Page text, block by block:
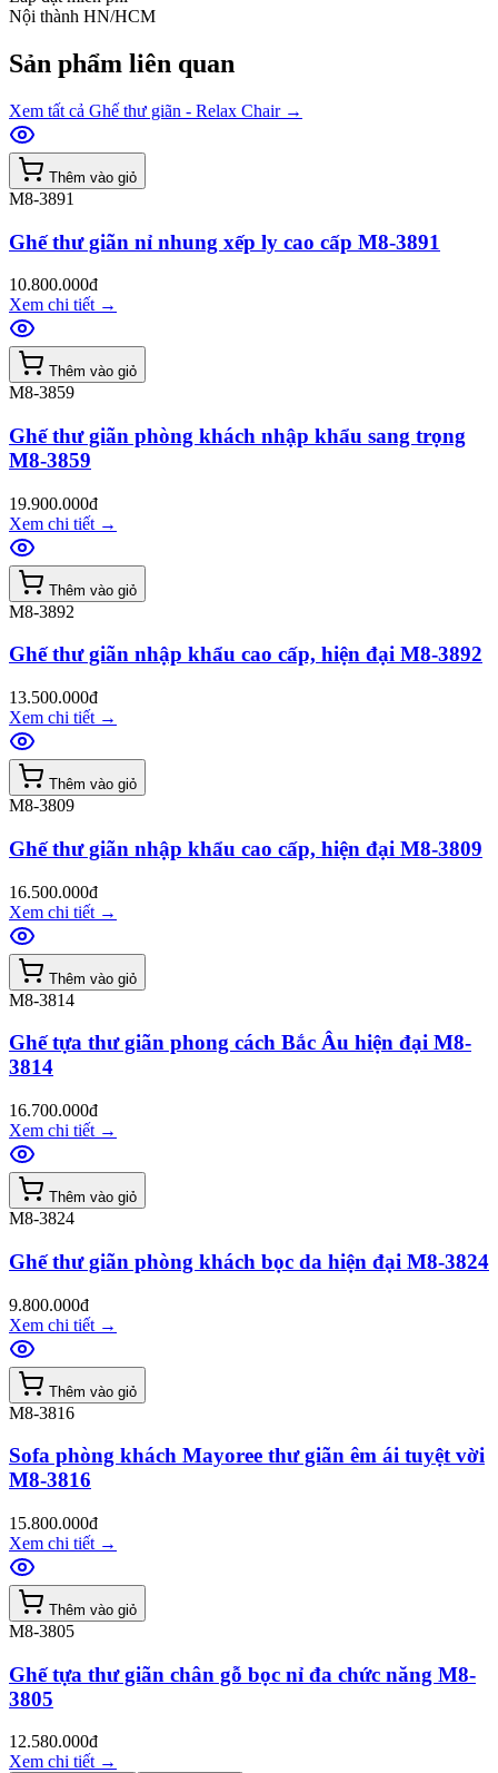
Nội thành HN/HCM
Sản phẩm liên quan
Xem tất cả Ghế thư giãn - Relax Chair→
Thêm vào giỏ
M8-3891
Ghế thư giãn nỉ nhung xếp ly cao cấp M8-3891
10.800.000đ
Xem chi tiết →
Thêm vào giỏ
M8-3859
Ghế thư giãn phòng khách nhập khẩu sang trọng
M8-3859
19.900.000đ
Xem chi tiết →
Thêm vào giỏ
M8-3892
Ghế thư giãn nhập khẩu cao cấp, hiện đại M8-3892
13.500.000đ
Xem chi tiết →
Thêm vào giỏ
M8-3809
Ghế thư giãn nhập khẩu cao cấp, hiện đại M8-3809
16.500.000đ
Xem chi tiết →
Thêm vào giỏ
M8-3814
Ghế tựa thư giãn phong cách Bắc Âu hiện đại M8-
3814
16.700.000đ
Xem chi tiết →
Thêm vào giỏ
M8-3824
Ghế thư giãn phòng khách bọc da hiện đại M8-3824
9.800.000đ
Xem chi tiết →
Thêm vào giỏ
M8-3816
Sofa phòng khách Mayoree thư giãn êm ái tuyệt vời
M8-3816
15.800.000đ
Xem chi tiết →
Thêm vào giỏ
M8-3805
Ghế tựa thư giãn chân gỗ bọc nỉ đa chức năng M8-
3805
12.580.000đ
Xem chi tiết →